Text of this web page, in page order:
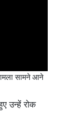
सामने आने
उन्हें रोक